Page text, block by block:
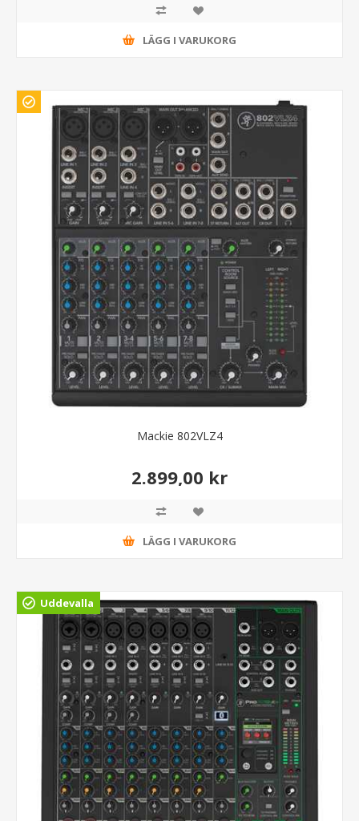
LÄGG I VARUKORG
Mackie 802VLZ4
2.899,00 kr
LÄGG I VARUKORG
Uddevalla